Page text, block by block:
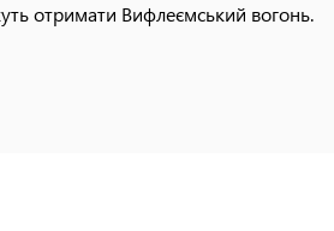
отримати Вифлеємський вогонь.